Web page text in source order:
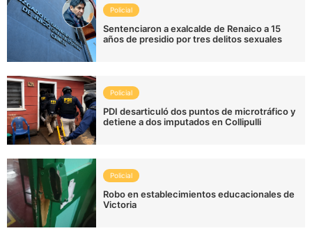
Policial
Sentenciaron a exalcalde de Renaico a 15
años de presidio por tres delitos sexuales
Policial
PDI desarticuló dos puntos de microtráfico y
detiene a dos imputados en Collipulli
Policial
Robo en establecimientos educacionales de
Victoria